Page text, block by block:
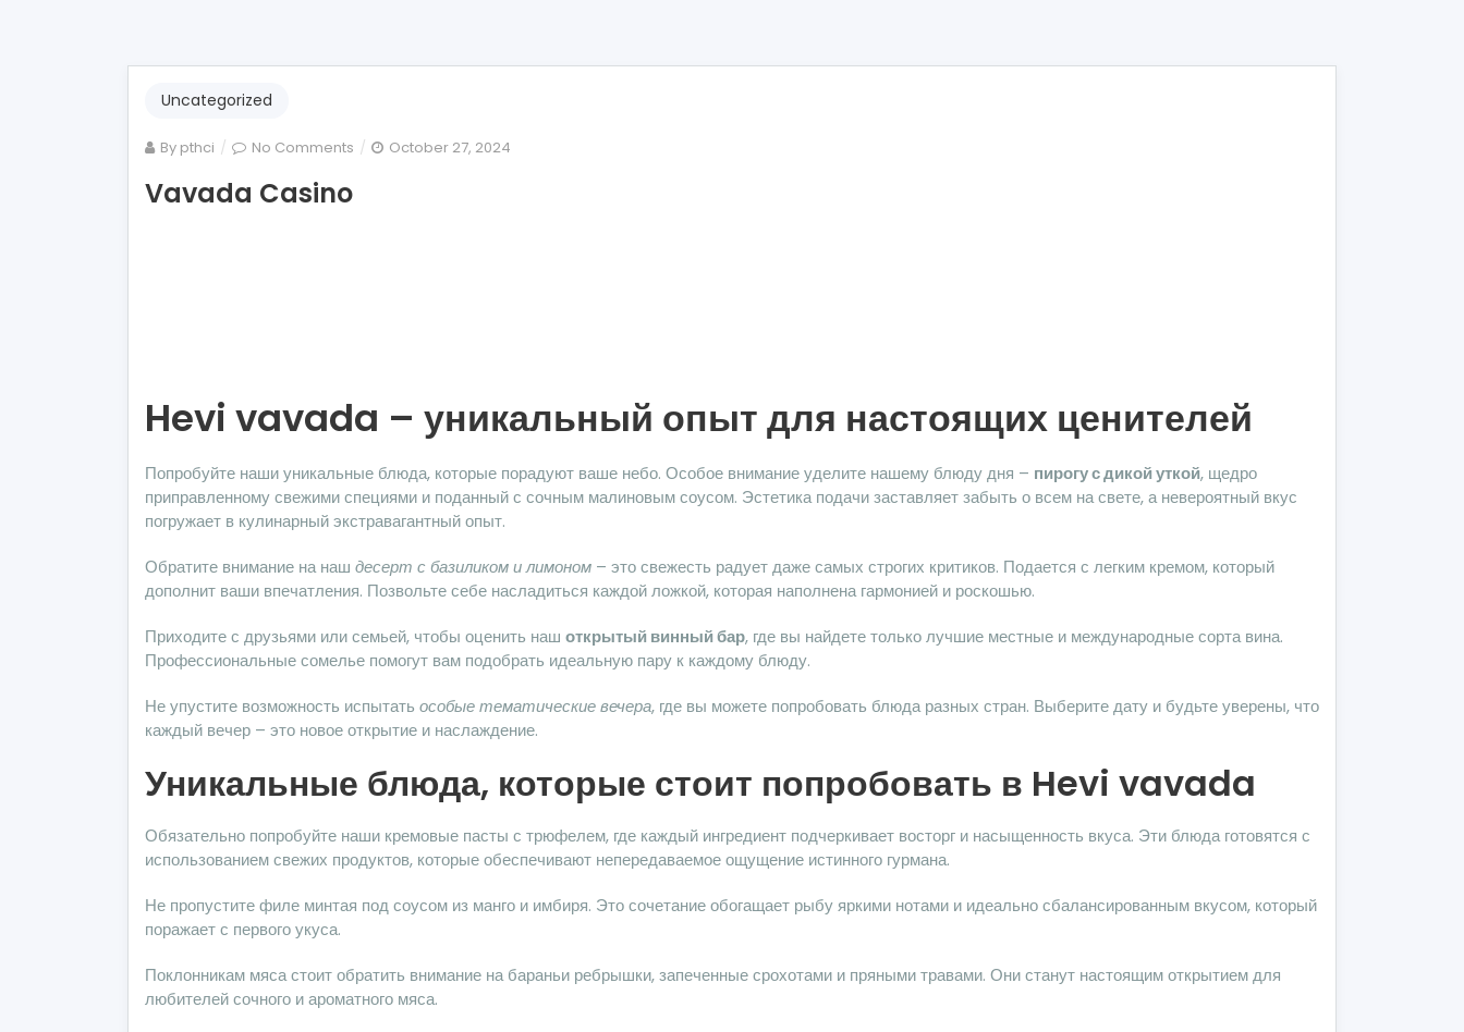
Uncategorized
By pthci No Comments October 27, 2024
Vavada Casino
Hevi vavada – уникальный опыт для настоящих ценителей
Попробуйте наши уникальные блюда, которые порадуют ваше небо. Особое внимание уделите нашему блюду дня – пирогу с дикой уткой, щедро
приправленному свежими специями и поданный с сочным малиновым соусом. Эстетика подачи заставляет забыть о всем на свете, а невероятный вкус
погружает в кулинарный экстравагантный опыт.
Обратите внимание на наш десерт с базиликом и лимоном – это свежесть радует даже самых строгих критиков. Подается с легким кремом, который
дополнит ваши впечатления. Позвольте себе насладиться каждой ложкой, которая наполнена гармонией и роскошью.
Приходите с друзьями или семьей, чтобы оценить наш открытый винный бар, где вы найдете только лучшие местные и международные сорта вина.
Профессиональные сомелье помогут вам подобрать идеальную пару к каждому блюду.
Не упустите возможность испытать особые тематические вечера, где вы можете попробовать блюда разных стран. Выберите дату и будьте уверены, что
каждый вечер – это новое открытие и наслаждение.
Уникальные блюда, которые стоит попробовать в Hevi vavada
Обязательно попробуйте наши кремовые пасты с трюфелем, где каждый ингредиент подчеркивает восторг и насыщенность вкуса. Эти блюда готовятся с
использованием свежих продуктов, которые обеспечивают непередаваемое ощущение истинного гурмана.
Не пропустите филе минтая под соусом из манго и имбиря. Это сочетание обогащает рыбу яркими нотами и идеально сбалансированным вкусом, который
поражает с первого укуса.
Поклонникам мяса стоит обратить внимание на бараньи ребрышки, запеченные срохотами и пряными травами. Они станут настоящим открытием для
любителей сочного и ароматного мяса.